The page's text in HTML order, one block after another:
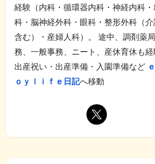
経験（内科・循環器内科・神経内科・
科・脳神経外科・眼科・整形外科（介
含む）・産婦人科）。 途中、調剤薬
務、一般事務、ニート、産休育休も経
出産祝い・出産準備・入園準備など
ｏｙｌｉｆｅ日記へ移動